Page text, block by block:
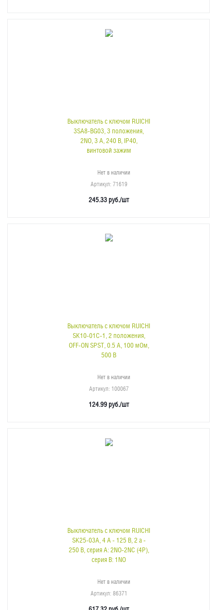
Выключатель с ключом RUICHI
3SA8-BG03, 3 положения,
2NO, 3 А, 240 В, IP40,
винтовой зажим
Нет в наличии
Артикул: 71619
245.33 руб./шт
Выключатель с ключом RUICHI
SK10-01C-1, 2 положения,
OFF-ON SPST, 0.5 А, 100 мОм,
500 В
Нет в наличии
Артикул: 100067
124.99 руб./шт
Выключатель с ключом RUICHI
SK25-03A, 4 А - 125 В, 2 а -
250 В, серия А: 2NO-2NC (4Р),
серия В: 1NO
Нет в наличии
Артикул: 86371